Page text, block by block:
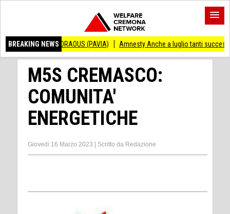
BREAKING NEWS
ANDRAOUS (PAVIA) Amnesty Anche a luglio tanti successi ed
M5S CREMASCO:
COMUNITA'
ENERGETICHE
Giovedì 16 Marzo 2023 Scritto da Redazione